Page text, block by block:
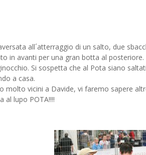
all´atterraggio di un salto, due
in avanti per una gran botta al
Si sospetta che al Pota siano
a casa.
molto vicini a Davide, vi faremo sapere
al lupo POTA!!!!